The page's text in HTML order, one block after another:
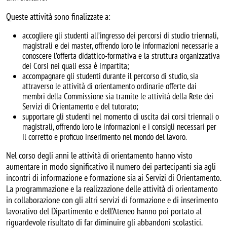
Queste attività sono finalizzate a:
accogliere gli studenti all’ingresso dei percorsi di studio triennali,
magistrali e dei master, offrendo loro le informazioni necessarie a
conoscere l’offerta didattico-formativa e la struttura organizzativa
dei Corsi nei quali essa è impartita;
accompagnare gli studenti durante il percorso di studio, sia
attraverso le attività di orientamento ordinarie offerte dai
membri della Commissione sia tramite le attività della Rete dei
Servizi di Orientamento e del tutorato;
supportare gli studenti nel momento di uscita dai corsi triennali o
magistrali, offrendo loro le informazioni e i consigli necessari per
il corretto e proficuo inserimento nel mondo del lavoro.
Nel corso degli anni le attività di orientamento hanno visto
aumentare in modo significativo il numero dei partecipanti sia agli
incontri di informazione e formazione sia ai Servizi di Orientamento.
La programmazione e la realizzazione delle attività di orientamento
in collaborazione con gli altri servizi di formazione e di inserimento
lavorativo del Dipartimento e dell’Ateneo hanno poi portato al
riguardevole risultato di far diminuire gli abbandoni scolastici.